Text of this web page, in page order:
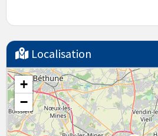
Localisation
+
−